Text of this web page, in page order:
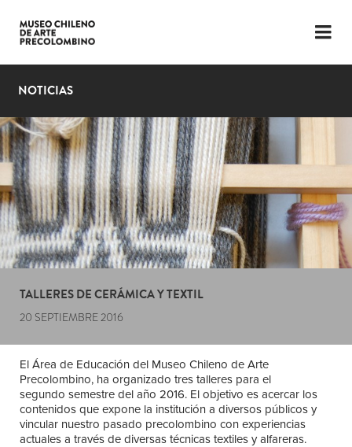
LENGUAJE
PLANIFICA TU VISITA
EXPOSICIONES
COLECCIÓN
EL MUSEO
NOTICIAS
ÚLTIMOS VIDEOS
NOTICIAS
TALLERES DE CERÁMICA Y TEXTIL
20 SEPTIEMBRE 2016
El Área de Educación del Museo Chileno de Arte
Precolombino, ha organizado tres talleres para el
segundo semestre del año 2016. El objetivo es acercar los
contenidos que expone la institución a diversos públicos y
vincular nuestro pasado precolombino con experiencias
actuales a través de diversas técnicas textiles y alfareras.